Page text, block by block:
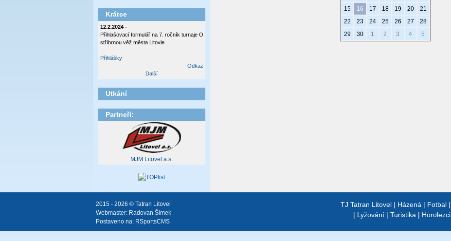
15
16 17 18 19 20
21
22
23 24 25 26 27
28
29
30 1 2 3 4 5
Krátce
12.2.2024 -
Přihlašovací formulář na 7. ročník turnaje O
stříbrnou věž města Litovle.
Přihlášky
Odkaz
Další
Utkání
Partneři:
MJM Litovel a.s.
TJ Tatran Litovel | Házená | Fotbal |
| Lyžování | Turistika | Horolezci
2015 - 2026 © Tatran Litovel
Webmaster: Radovan Šimek
Postaveno na: RSportsCMS